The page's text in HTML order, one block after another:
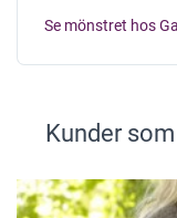
Se mönstret hos
Kunder